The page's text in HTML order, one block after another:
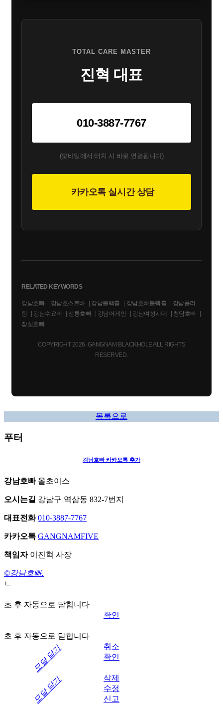
TOTAL CARE MASTER
진혁 대표
010-3887-7767
(모바일에서 터치 시 바로 연결됩니다)
카카오톡 실시간 상담
RELATED KEYWORDS
강남호빠 강남호스트바 강남블랙홀 강남호빠블랙홀
강남플러
팅
강남수요비 선릉호빠 강남어게인 강남여성시대 청담호빠
잠실호빠
COPYRIGHT 2026. GANGNAM BLACKHOLE ALL RIGHTS
RESERVED.
목록으로
푸터
강남호빠카카오톡 추가
강남호빠 올초이스
오시는길 강남구 역삼동 832-7번지
대표전화 010-3887-7767
카카오톡 GANGNAMFIVE
책임자 이진혁 사장
©강남호빠.
ㄴ
모달 닫기
초 후 자동으로 닫힙니다
확인
모달 닫기
초 후 자동으로 닫힙니다
취소
확인
삭제
수정
신고